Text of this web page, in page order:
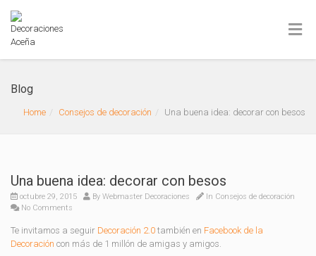
Blog
Home Consejos de decoración Una buena idea: decorar con besos
Una buena idea: decorar con besos
octubre 29, 2015 By Webmaster Decoraciones In Consejos de decoración
No Comments
Te invitamos a seguir Decoración 2.0 también en Facebook de la
Decoración con más de 1 millón de amigas y amigos.